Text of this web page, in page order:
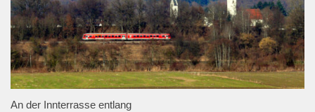
An der Innterrasse entlang